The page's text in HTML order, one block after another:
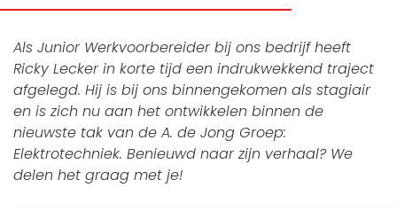
Als Junior Werkvoorbereider bij ons bedrijf heeft
Ricky Lecker in korte tijd een indrukwekkend traject
afgelegd. Hij is bij ons binnengekomen als stagiair
en is zich nu aan het ontwikkelen binnen de
nieuwste tak van de A. de Jong Groep:
Elektrotechniek. Benieuwd naar zijn verhaal? We
delen het graag met je!